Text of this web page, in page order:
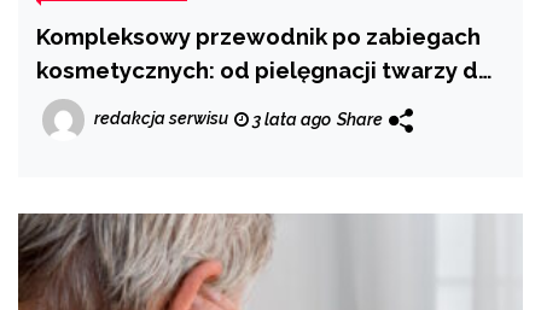
Kompleksowy przewodnik po zabiegach
kosmetycznych: od pielęgnacji twarzy do
regeneracji całego ciała
redakcja serwisu 3 lata ago Share